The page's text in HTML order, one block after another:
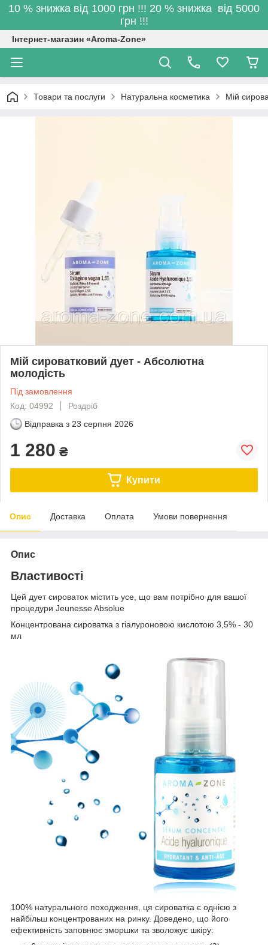
10 % знижка від 1000 грн !!! 20 % знижка від 5000
грн !!!
Інтернет-магазин «Aroma-Zone»
Товари та послуги Натуральна косметика Мій
Мій сироватковий дует - Абсолютна
молодість
Під замовлення
Код: 04992
Роздріб
Відправка з 23 серпня 2026
1 280 ₴
Купити
Опис Доставка Оплата Умови повернення
Опис
Властивості
Цей дует сироваток містить усе, що вам потрібно для вашої
процедури Jeunesse Absolue
Концентрована сироватка з гіалуроновою кислотою 3,5% - 30
мл
100% натурального походження, ця сироватка є однією з
найбільш концентрованих на ринку. Доведено, що його
ефективність заповнює зморшки та зволожує шкіру: